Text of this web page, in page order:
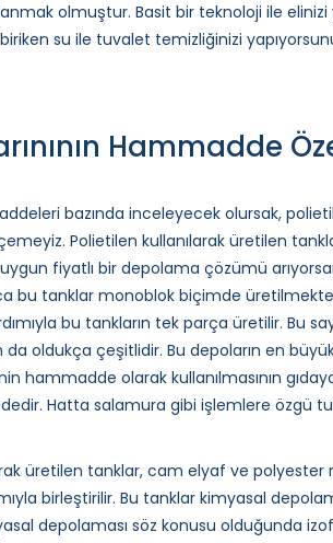
olmuştur. Basit bir teknoloji ile elinizi
su ile tuvalet temizliğinizi
Hammadde
bazında inceleyecek olursak,
Polietilen kullanılarak üretilen
uygun fiyatlı bir depolama çözümü
bu tanklar monoblok biçimde
bu tankların tek parça üretilir. Bu
da oldukça çeşitlidir. Bu depoların en
hammadde olarak kullanılmasının
Hatta salamura gibi işlemlere özgü
üretilen tanklar, cam elyaf ve
birleştirilir. Bu tanklar kimyasal
depolaması söz konusu olduğunda